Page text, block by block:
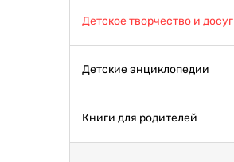
Детское творчество и досуг
Детские энциклопедии
Книги для родителей